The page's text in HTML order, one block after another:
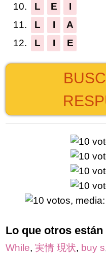
10.
L E
I
11.
L I
A
12.
L I E
Lo que otros
While, 実情 現状, buy s